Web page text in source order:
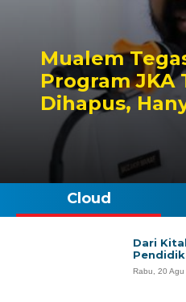
Mualem
Program JKA
Dihapus,
Cloud
Dari
Rabu, 20